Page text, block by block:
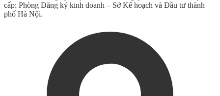
cấp: Phòng Đăng ký kinh doanh – Sở Kế hoạch và Đầu tư thành
phố Hà Nội.